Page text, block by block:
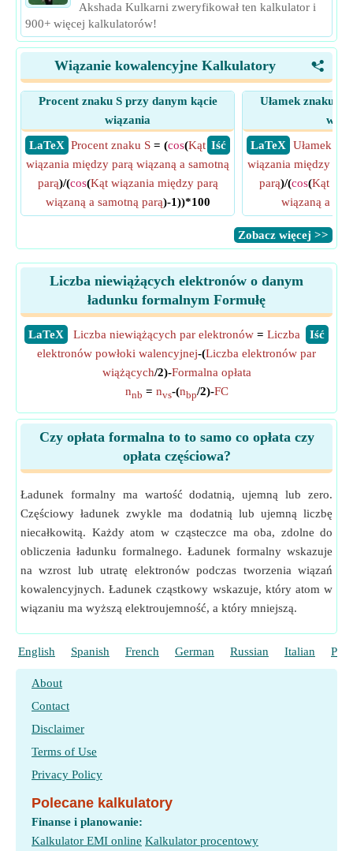
Akshada Kulkarni zweryfikował ten kalkulator i
900+ więcej kalkulatorów!
<
Wiązanie kowalencyjne Kalkulatory
Procent znaku S przy danym kącie
wiązania
​ LaTeX
​ Iść
Procent znaku S= (cos(Kąt
wiązania między parą wiązaną a samotną
parą)/(cos(Kąt wiązania między parą
wiązaną a samotną parą)-1))*100
Ułamek znaku S
​ LaTeX
Ułamek
wiązania między
parą)/(cos(Kąt
wiązaną a
​Zobacz więcej >>
Liczba niewiążących elektronów o danym
ładunku formalnym Formułę
​LaTeX ​Iść
Liczba niewiążących par elektronów = Liczba
elektronów powłoki walencyjnej-(Liczba elektronów par
wiążących/2)-Formalna opłata
nnb = nvs-(nbp/2)-FC
Czy opłata formalna to to samo co opłata czy
opłata częściowa?
Ładunek formalny ma wartość dodatnią, ujemną lub zero.
Częściowy ładunek zwykle ma dodatnią lub ujemną liczbę
niecałkowitą. Każdy atom w cząsteczce ma oba, zdolne do
obliczenia ładunku formalnego. Ładunek formalny wskazuje
na wzrost lub utratę elektronów podczas tworzenia wiązań
kowalencyjnych. Ładunek cząstkowy wskazuje, który atom w
wiązaniu ma wyższą elektroujemność, a który mniejszą.
English Spanish French German Russian Italian
About
Contact
Disclaimer
Terms of Use
Privacy Policy
Polecane kalkulatory
Finanse i planowanie:
Kalkulator EMI online Kalkulator procentowy